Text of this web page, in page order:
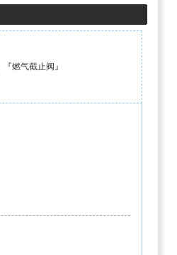
『燃气截止阀 』